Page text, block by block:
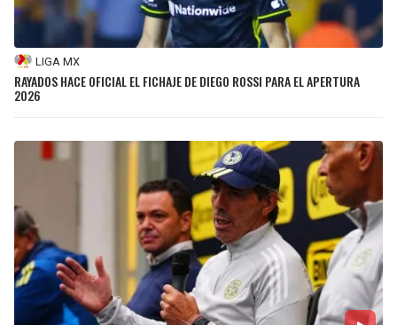
LIGA MX
RAYADOS HACE OFICIAL EL FICHAJE DE DIEGO ROSSI PARA EL APERTURA
2026